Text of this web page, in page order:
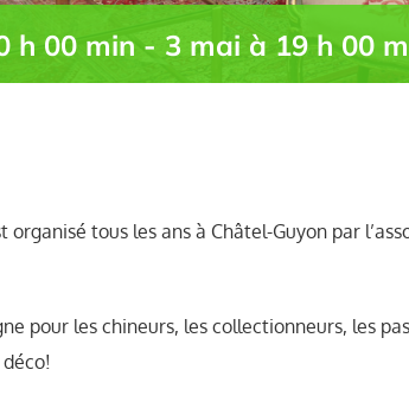
h 00 min - 3 mai à 19 h 00
tous les ans à Châtel-Guyon par
pour les chineurs, les collectionneurs, les